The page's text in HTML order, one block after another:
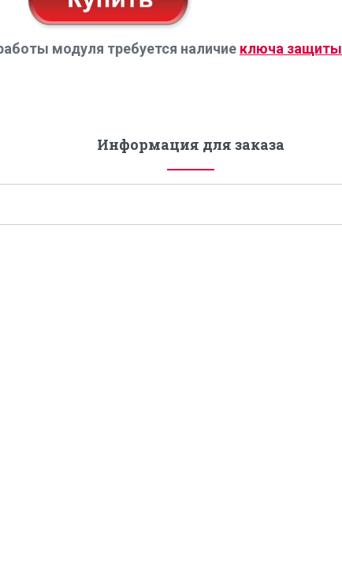
модуля требуется наличие ключа защиты
Информация для заказа